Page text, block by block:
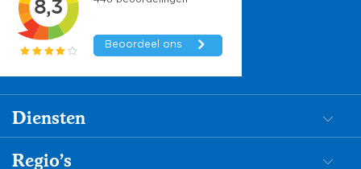
Diensten
Dementiezorg
Regio's